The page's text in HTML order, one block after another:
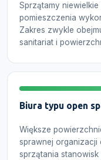
Sprzątamy
pomieszczenia
Zakres zwykle
sanitariat i
Biura typu open
Większe
sprawnej organizacji
sprzątania